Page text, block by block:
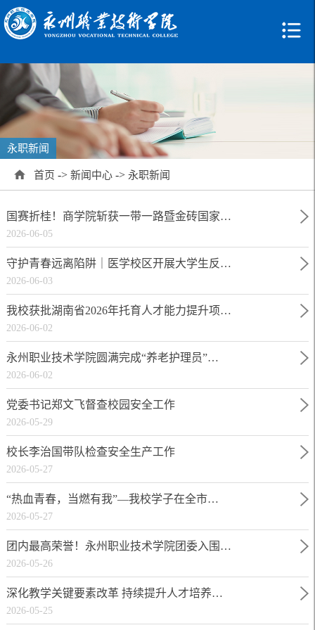
永职新闻
首页 -> 新闻中心 -> 永职新闻
国赛折桂！商学院斩获一带一路暨金砖国家…
2026-06-05
守护青春远离陷阱｜医学校区开展大学生反…
2026-06-03
我校获批湖南省2026年托育人才能力提升项…
2026-06-02
永州职业技术学院圆满完成“养老护理员”…
2026-06-02
党委书记郑文飞督查校园安全工作
2026-05-29
校长李治国带队检查安全生产工作
2026-05-27
“热血青春，当燃有我”—我校学子在全市…
2026-05-27
团内最高荣誉！永州职业技术学院团委入围…
2026-05-26
深化教学关键要素改革 持续提升人才培养…
2026-05-25